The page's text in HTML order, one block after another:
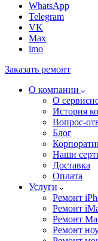
WhatsApp
Telegram
VK
Max
imo
Заказать ремонт
О компании
О
История
Вопрос-
Блог
Наши
Доставка
Оплата
Услуги
Ремонт
Ремонт
Ремонт
Ремонт